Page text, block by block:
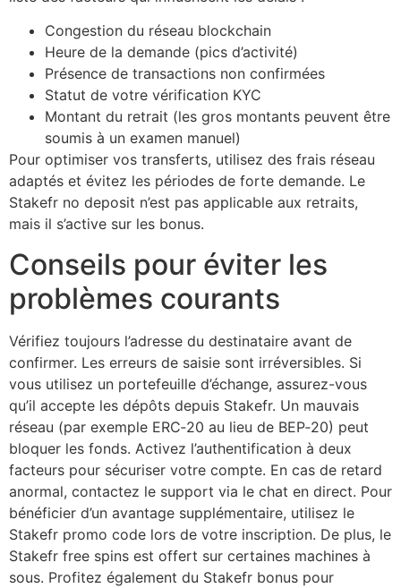
Congestion du réseau blockchain
Heure de la demande (pics d’activité)
Présence de transactions non confirmées
Statut de votre vérification KYC
Montant du retrait (les gros montants peuvent être
soumis à un examen manuel)
Pour optimiser vos transferts, utilisez des frais réseau
adaptés et évitez les périodes de forte demande. Le
Stakefr no deposit n’est pas applicable aux retraits,
mais il s’active sur les bonus.
Conseils pour éviter les
problèmes courants
Vérifiez toujours l’adresse du destinataire avant de
confirmer. Les erreurs de saisie sont irréversibles. Si
vous utilisez un portefeuille d’échange, assurez-vous
qu’il accepte les dépôts depuis Stakefr. Un mauvais
réseau (par exemple ERC‑20 au lieu de BEP‑20) peut
bloquer les fonds. Activez l’authentification à deux
facteurs pour sécuriser votre compte. En cas de retard
anormal, contactez le support via le chat en direct. Pour
bénéficier d’un avantage supplémentaire, utilisez le
Stakefr promo code lors de votre inscription. De plus, le
Stakefr free spins est offert sur certaines machines à
sous. Profitez également du Stakefr bonus pour